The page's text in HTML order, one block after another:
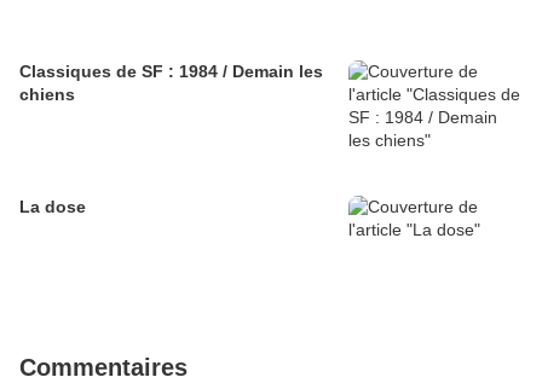
Classiques de SF : 1984 / Demain les
chiens
La dose
Commentaires